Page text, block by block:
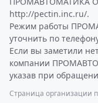
http://pectin.inc.ru/.
Режим работы
уточнить по
Если вы заметили
компании
указав при
Страница организации